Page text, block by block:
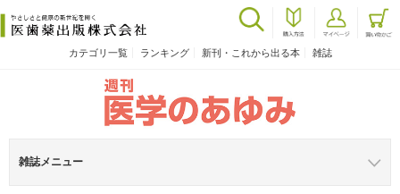
カテゴリ一覧 ランキング 新刊・これから出る本 雑誌
雑誌メニュー